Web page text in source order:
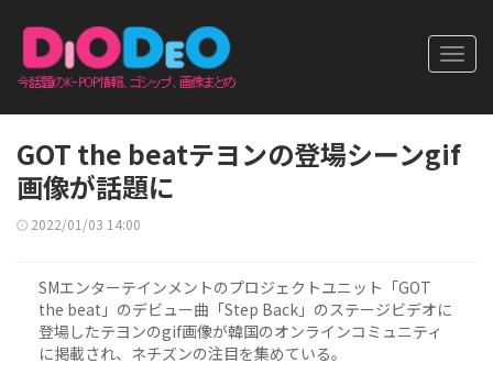
GOT the beatテヨンの登場シーンgif
画像が話題に
2022/01/03 14:00
SMエンターテインメントのプロジェクトユニット「GOT
the beat」のデビュー曲「Step Back」のステージビデオに
登場したテヨンのgif画像が韓国のオンラインコミュニティ
に掲載され、ネチズンの注目を集めている。